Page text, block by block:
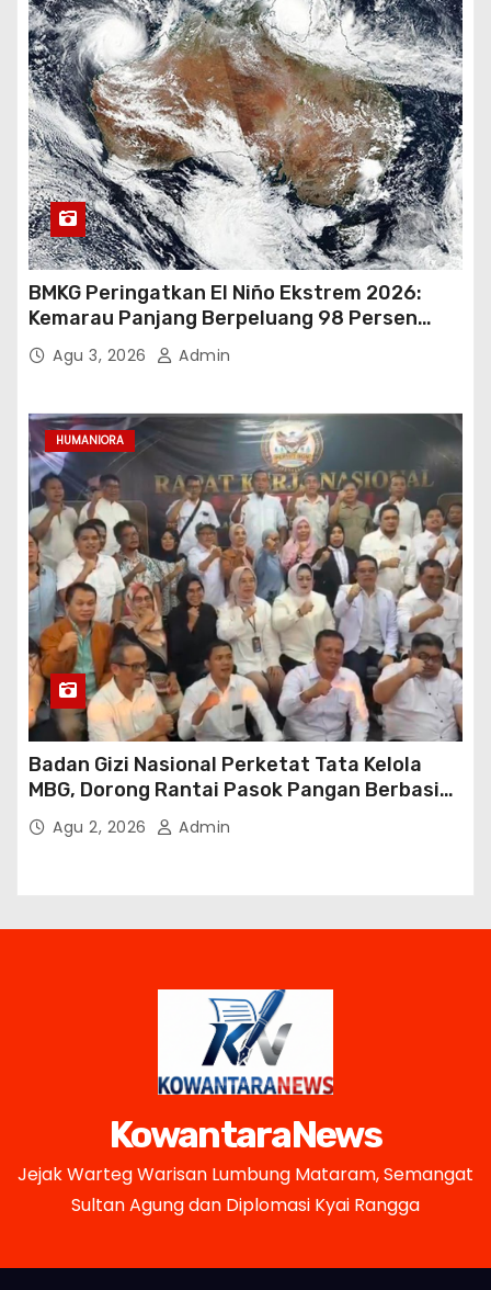
BMKG Peringatkan El Niño Ekstrem 2026:
Kemarau Panjang Berpeluang 98 Persen
hingga Awal 2027
Agu 3, 2026 Admin
HUMANIORA
Badan Gizi Nasional Perketat Tata Kelola
MBG, Dorong Rantai Pasok Pangan Berbasis
Petani Lokal
Agu 2, 2026 Admin
KowantaraNews
Jejak Warteg Warisan Lumbung Mataram, Semangat
Sultan Agung dan Diplomasi Kyai Rangga